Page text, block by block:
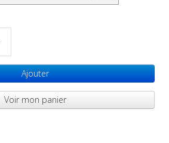
Ajouter
Voir mon panier